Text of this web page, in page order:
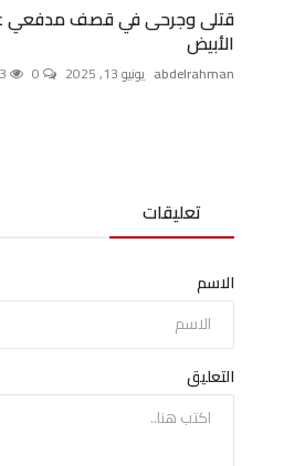
قتلى وجرحى في قصف مدفعي
الأبيض
abdelrahman يونيو 13, 2025
تعليقات
الاسم
التعليق